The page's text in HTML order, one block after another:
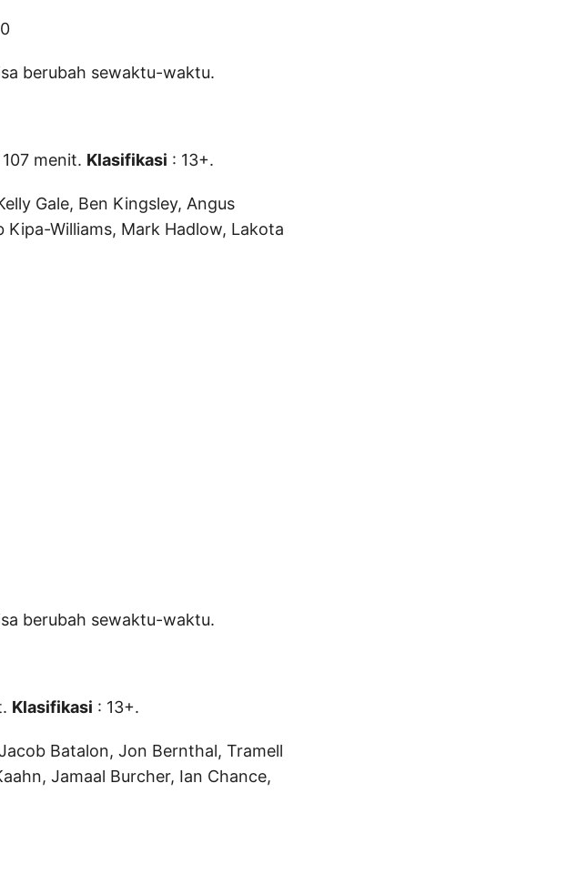
berubah sewaktu-waktu.
107 menit. Klasifikasi : 13+.
Gale, Ben Kingsley, Angus
Kipa-Williams, Mark Hadlow, Lakota
berubah sewaktu-waktu.
Klasifikasi : 13+.
Batalon, Jon Bernthal, Tramell
Jamaal Burcher, Ian Chance,